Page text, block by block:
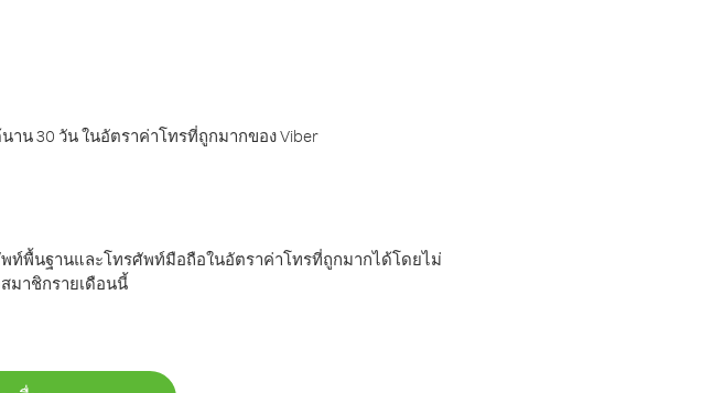
น 30 วัน ในอัตราค่าโทรที่ถูกมากของ Viber
ท์พื้นฐานและโทรศัพท์มือถือในอัตราค่าโทรที่ถูกมากได้โดยไม่
มาชิกรายเดือนนี้